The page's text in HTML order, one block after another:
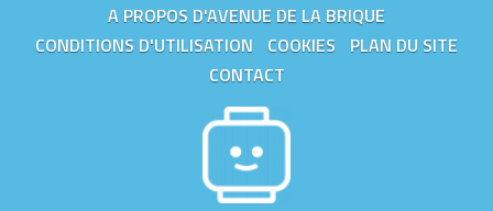
A PROPOS D'AVENUE DE LA BRIQUE
CONDITIONS D'UTILISATION
COOKIES
PLAN DU SITE
CONTACT